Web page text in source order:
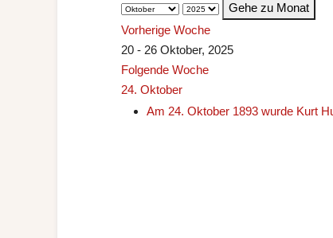
Gehe zu Monat
Vorherige Woche
20 - 26 Oktober, 2025
Folgende Woche
24. Oktober
Am 24. Oktober 1893 wurde Kurt